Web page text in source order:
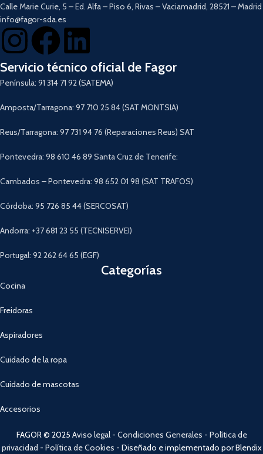
Calle Marie Curie, 5 – Ed. Alfa – Piso 6, Rivas – Vaciamadrid, 28521 – Madrid
info@fagor-sda.es
Servicio técnico oficial de Fagor
Península: 91 314 71 92 (SATEMA)
Amposta/Tarragona: 97 710 25 84 (SAT MONTSIA)
Reus/Tarragona: 97 731 94 76 (Reparaciones Reus) SAT
Pontevedra: 98 610 46 89 Santa Cruz de Tenerife:
Cambados – Pontevedra: 98 652 01 98 (SAT TRAFOS)
Córdoba: 95 726 85 44 (SERCOSAT)
Andorra: +37 681 23 55 (TECNISERVEI)
Portugal: 92 262 64 65 (EGF)
Categorías
Cocina
Freidoras
Aspiradores
Cuidado de la ropa
Cuidado de mascotas
Accesorios
FAGOR © 2025 Aviso legal- Condiciones Generales - Política de
privacidad - Política de Cookies - Diseñado e implementado por Blendix